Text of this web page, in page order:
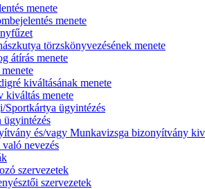
menete
menete
törzskönyvezésének menete
átírás menete
kiváltásának menete
kiváltás menete
Sportkártya ügyintézés
ügyintézés
és/vagy Munkavizsga bizonyítvány
nevezés
szervezetek
szervezetek